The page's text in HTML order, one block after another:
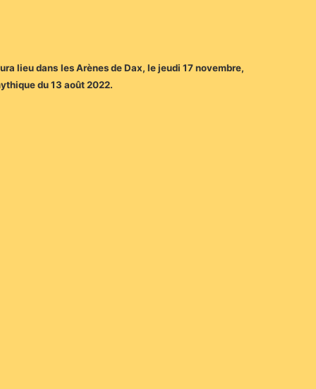
lieu dans les Arènes de Dax, le jeudi 17 novembre,
du 13 août 2022.